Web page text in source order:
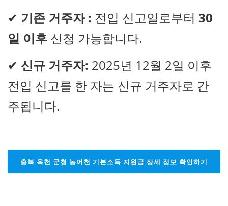
✔ 기존 거주자 : 전입 신고일로부터 30
일 이후 신청 가능합니다.
✔ 신규 거주자: 2025년 12월 2일 이후
전입 신고를 한 자는 신규 거주자로 간
주됩니다.
충북 옥천 군청 농어천 기본소득 지원금 상세 정보 확인하기